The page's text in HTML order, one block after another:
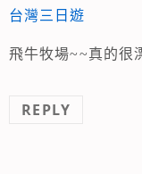
台灣三日遊
飛牛牧場~~真的很
REPLY